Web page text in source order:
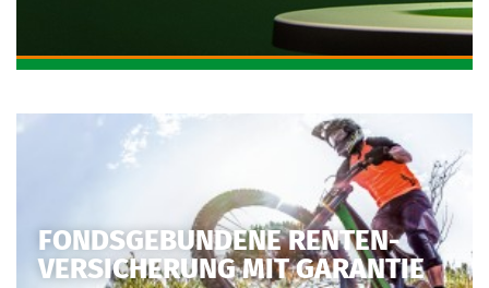
FONDSGEBUNDENE RENTEN­
VERSICHERUNG MIT GARANTIE